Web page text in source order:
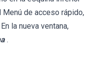
Menú de acceso rápido,
la nueva ventana,
.